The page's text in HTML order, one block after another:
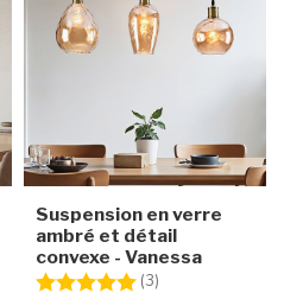
Suspension en verre
ambré et détail
convexe - Vanessa
Note:
(3)